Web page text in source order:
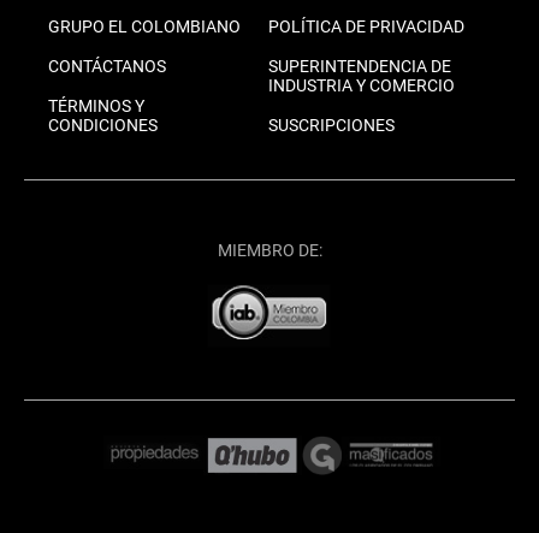
GRUPO EL COLOMBIANO
CONTÁCTANOS
TÉRMINOS Y
CONDICIONES
POLÍTICA DE PRIVACIDAD
SUPERINTENDENCIA DE
INDUSTRIA Y COMERCIO
SUSCRIPCIONES
MIEMBRO DE: